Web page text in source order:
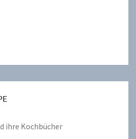
ihre Kochbücher